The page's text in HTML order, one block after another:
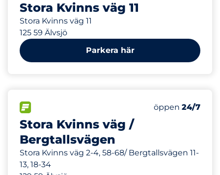
Stora Kvinns väg 11
Stora Kvinns väg 11
125 59 Älvsjö
Parkera här
Stora Kvinns väg /
Bergtallsvägen
Stora Kvinns väg 2-4, 58-68/ Bergtallsvägen 11-
13, 18-34
Antal
Totalt antal
Fredag
öppen 24/7
203 m